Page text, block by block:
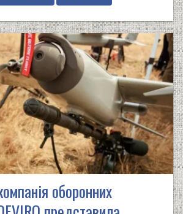
оборонних